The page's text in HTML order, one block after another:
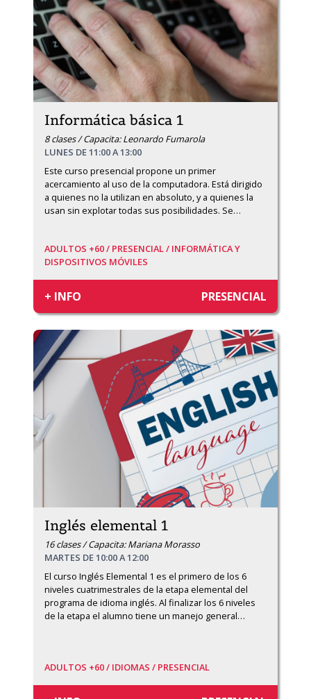
Informática básica 1
8 clases / Capacita: Leonardo Fumarola
LUNES DE 11:00 A 13:00
Este curso presencial propone un primer
acercamiento al uso de la computadora. Está dirigido
a quienes no la utilizan en absoluto, y a quienes la
usan sin explotar todas sus posibilidades. Se…
ADULTOS +60 / PRESENCIAL / INFORMÁTICA Y
DISPOSITIVOS MÓVILES
+ INFO PRESENCIAL
Inglés elemental 1
16 clases / Capacita: Mariana Morasso
MARTES DE 10:00 A 12:00
El curso Inglés Elemental 1 es el primero de los 6
niveles cuatrimestrales de la etapa elemental del
programa de idioma inglés. Al finalizar los 6 niveles
de la etapa el alumno tiene un manejo general…
ADULTOS +60 / IDIOMAS / PRESENCIAL